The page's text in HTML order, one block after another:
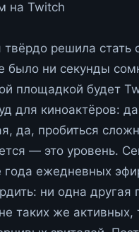
твёрдо решила стать
было ни секунды
площадкой будет
для киноактёров:
да, пробиться
— это уровень.
года ежедневных
ни одна другая
таких же активных,